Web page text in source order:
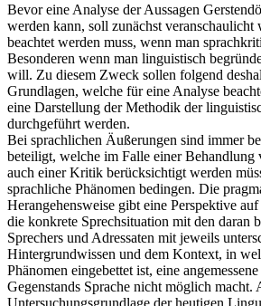
Bevor eine Analyse der Aussagen
werden kann, soll zunächst veranschaulicht
beachtet werden muss, wenn man
Besonderen wenn man linguistisch
will. Zu diesem Zweck sollen folgend
Grundlagen, welche für eine Analyse
eine Darstellung der Methodik der
durchgeführt werden.
Bei sprachlichen Äußerungen sind immer
beteiligt, welche im Falle einer Behandlung
auch einer Kritik berücksichtigt werden
sprachliche Phänomen bedingen. Die
Herangehensweise gibt eine Perspektive
die konkrete Sprechsituation mit den daran
Sprechers und Adressaten mit jeweils
Hintergrundwissen und dem Kontext, in
Phänomen eingebettet ist, eine
Gegenstands Sprache nicht möglich macht.
Untersuchungsgrundlage der heutigen